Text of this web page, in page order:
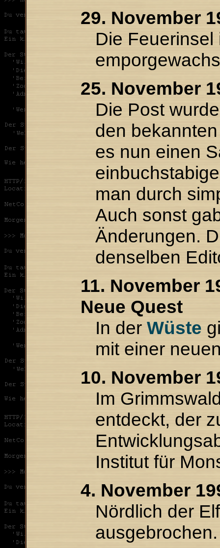
29. November
Die
25. November
Die Post
den
es nun einen
man durch
Auch sonst
Änderungen.
denselben
11. November
Neue Quest
In derWüste
mit einer
10. November
Im
entdeckt, der
Institut für
4. November
Nördlich der
ausgebrochen.